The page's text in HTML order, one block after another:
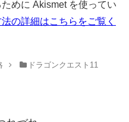
めに Akismet を使ってい
の詳細はこちらをご覧く
ドラゴンクエスト11